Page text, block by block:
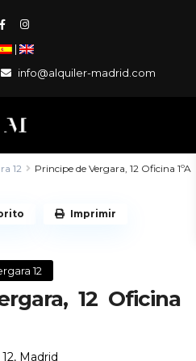
|
info@alquiler-madrid.com
12 Principe de Vergara, 12 Oficina 1ºA
12
12 Oficina
Madrid
Imprimir